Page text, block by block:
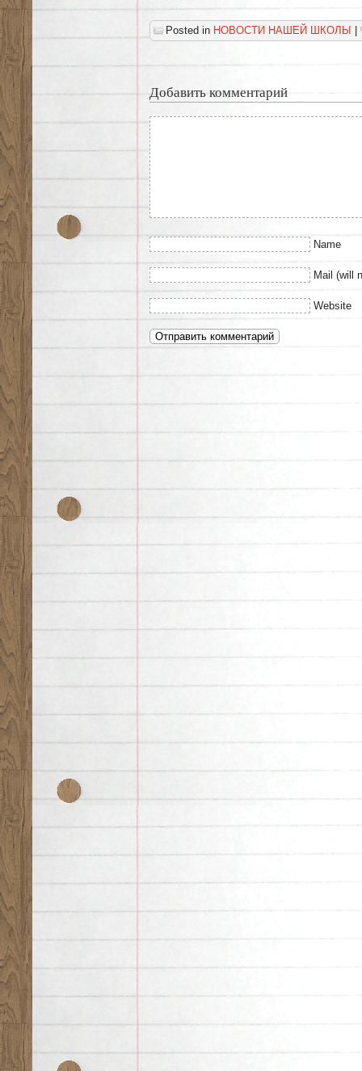
Posted in НОВОСТИ НАШЕЙ ШКОЛЫ |
Добавить комментарий
Name
Mail (will
Website